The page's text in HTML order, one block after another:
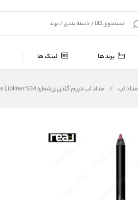
برند ها لینک ها
مداد لب / مداد لب دریم گلدن رز شماره 534 Golden Rose Dream Lips Lipliner